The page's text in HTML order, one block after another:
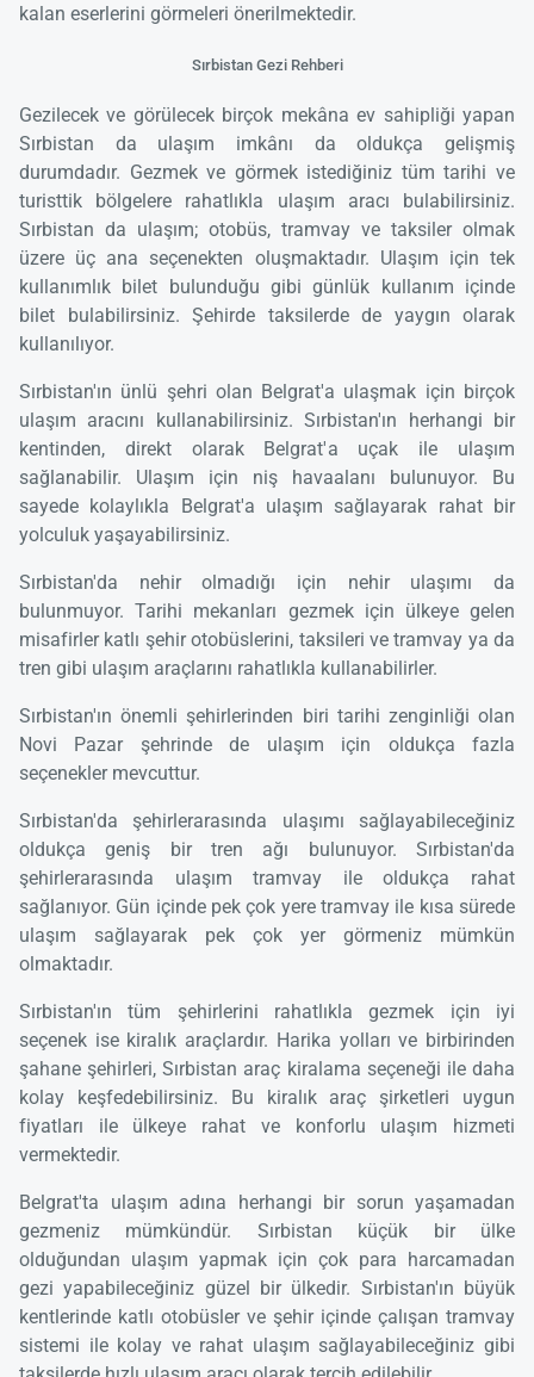
kalan eserlerini görmeleri önerilmektedir.
Sırbistan Gezi Rehberi
Gezilecek ve görülecek birçok mekâna ev sahipliği yapan
Sırbistan da ulaşım imkânı da oldukça gelişmiş
durumdadır. Gezmek ve görmek istediğiniz tüm tarihi ve
turisttik bölgelere rahatlıkla ulaşım aracı bulabilirsiniz.
Sırbistan da ulaşım; otobüs, tramvay ve taksiler olmak
üzere üç ana seçenekten oluşmaktadır. Ulaşım için tek
kullanımlık bilet bulunduğu gibi günlük kullanım içinde
bilet bulabilirsiniz. Şehirde taksilerde de yaygın olarak
kullanılıyor.
Sırbistan'ın ünlü şehri olan Belgrat'a ulaşmak için birçok
ulaşım aracını kullanabilirsiniz. Sırbistan'ın herhangi bir
kentinden, direkt olarak Belgrat'a uçak ile ulaşım
sağlanabilir. Ulaşım için niş havaalanı bulunuyor. Bu
sayede kolaylıkla Belgrat'a ulaşım sağlayarak rahat bir
yolculuk yaşayabilirsiniz.
Sırbistan'da nehir olmadığı için nehir ulaşımı da
bulunmuyor. Tarihi mekanları gezmek için ülkeye gelen
misafirler katlı şehir otobüslerini, taksileri ve tramvay ya da
tren gibi ulaşım araçlarını rahatlıkla kullanabilirler.
Sırbistan'ın önemli şehirlerinden biri tarihi zenginliği olan
Novi Pazar şehrinde de ulaşım için oldukça fazla
seçenekler mevcuttur.
Sırbistan'da şehirlerarasında ulaşımı sağlayabileceğiniz
oldukça geniş bir tren ağı bulunuyor. Sırbistan'da
şehirlerarasında ulaşım tramvay ile oldukça rahat
sağlanıyor. Gün içinde pek çok yere tramvay ile kısa sürede
ulaşım sağlayarak pek çok yer görmeniz mümkün
olmaktadır.
Sırbistan'ın tüm şehirlerini rahatlıkla gezmek için iyi
seçenek ise kiralık araçlardır. Harika yolları ve birbirinden
şahane şehirleri, Sırbistan araç kiralama seçeneği ile daha
kolay keşfedebilirsiniz. Bu kiralık araç şirketleri uygun
fiyatları ile ülkeye rahat ve konforlu ulaşım hizmeti
vermektedir.
Belgrat'ta ulaşım adına herhangi bir sorun yaşamadan
gezmeniz mümkündür. Sırbistan küçük bir ülke
olduğundan ulaşım yapmak için çok para harcamadan
gezi yapabileceğiniz güzel bir ülkedir. Sırbistan'ın büyük
kentlerinde katlı otobüsler ve şehir içinde çalışan tramvay
sistemi ile kolay ve rahat ulaşım sağlayabileceğiniz gibi